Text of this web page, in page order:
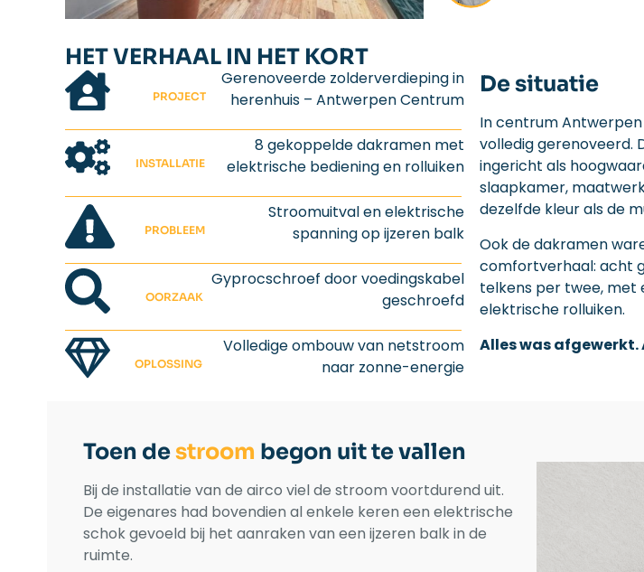
HET VERHAAL IN HET KORT
PROJECT
Gerenoveerde zolderverdieping in
herenhuis – Antwerpen Centrum
INSTALLATIE
8 gekoppelde dakramen met
elektrische bediening en rolluiken
PROBLEEM
Stroomuitval en elektrische
spanning op ijzeren balk
OORZAAK
Gyprocschroef door voedingskabel
geschroefd
OPLOSSING
Volledige ombouw van netstroom
naar zonne-energie
De situatie
In centrum
volledig gerenoveerd.
ingericht als
slaapkamer,
dezelfde kleur als de
Ook de dakramen
comfortverhaal: acht
telkens per twee, met
elektrische rolluiken.
Alles was afgewerkt.
Toen destroom begon uit te vallen
Bij de installatie van de airco viel de stroom voortdurend uit.
De eigenares had bovendien al enkele keren een elektrische
schok gevoeld bij het aanraken van een ijzeren balk in de
ruimte.